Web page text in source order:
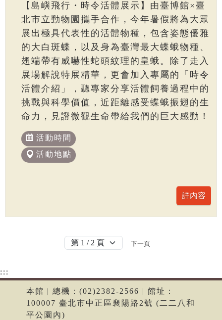
【島嶼飛行・時令活體展示】由臺博館×臺
北市立動物園攜手合作，今年暑假將為大眾
展出極具代表性的活體物種，包含姿態優雅
的大白斑蝶，以及身為臺灣最大蝶蛾物種、
翅端帶有威嚇性蛇頭紋理的皇蛾。除了走入
展場解說特展精華，更會加入專屬的「時令
活體介紹」，聽專家分享活體飼養過程中的
挑戰與科學價值，近距離感受蝶蛾振翅的生
命力，見證微觀生命帶給我們的巨大感動！
活動時間
活動地點
下一頁
:::
本館 | 總機：(02)2382-2566 | 館址：
100007 臺北市中正區襄陽路2號 (二二八和
平公園內)